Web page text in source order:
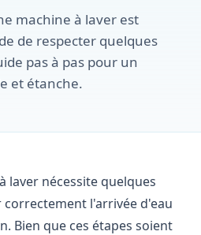
machine à laver est
de respecter quelques
pas à pas pour un
et étanche.
laver nécessite quelques
l'arrivée d'eau
Bien que ces étapes soient